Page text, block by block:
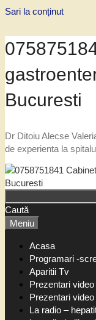
Sari la conținut
Bucuresti
Dr Ditoiu Alecse
de experienta la
Caută
Meniu
Acasa
Programari -
Aparitii Tv
Prezentari
Prezentari
La radio –